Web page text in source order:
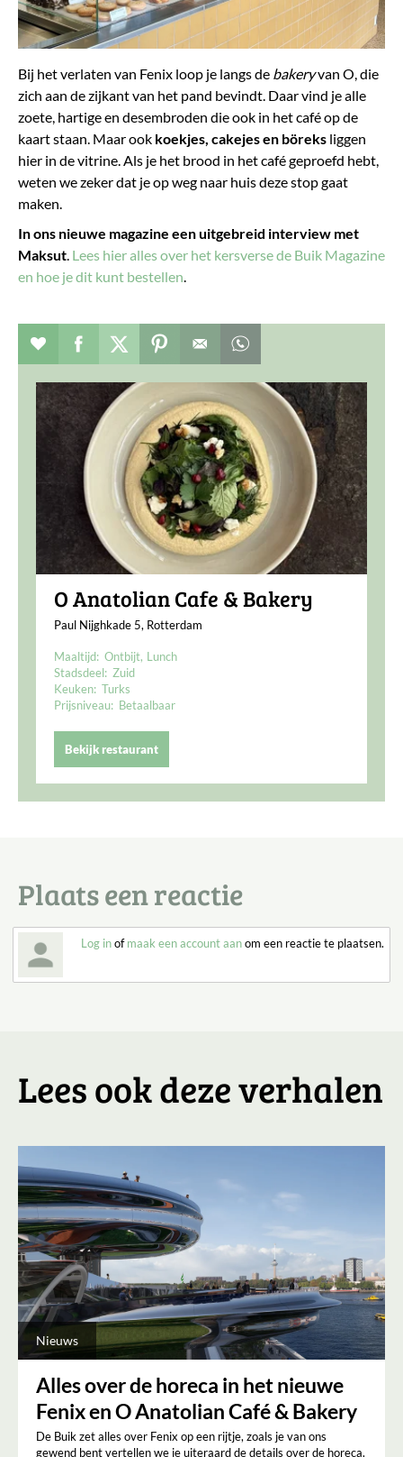
Bij het verlaten van Fenix loop je langs de bakeryvan O, die
zich aan de zijkant van het pand bevindt. Daar vind je alle
zoete, hartige en desembroden die ook in het café op de
kaart staan. Maar ook koekjes, cakejes en böreks liggen
hier in de vitrine. Als je het brood in het café geproefd hebt,
weten we zeker dat je op weg naar huis deze stop gaat
maken.
In ons nieuwe magazine een uitgebreid interview met
Maksut. Lees hier alles over het kersverse de Buik Magazine
en hoe je dit kunt bestellen.
Verhaal toevoegen aan favorieten
Deel dit op facebook
Deel dit op twitter
Deel dit op pinterest
O Anatolian Cafe & Bakery
Paul Nijghkade 5, Rotterdam
Maaltijd: Ontbijt Lunch
Stadsdeel: Zuid
Keuken: Turks
Prijsniveau: Betaalbaar
Bekijk restaurant
Plaats een reactie
Log inofmaak een account aanom een reactie te plaatsen.
Lees ook deze verhalen
Nieuws
Alles over de horeca in het nieuwe
Fenix en O Anatolian Café & Bakery
De Buik zet alles over Fenix op een rijtje, zoals je van ons
gewend bent vertellen we je uiteraard de details over de horeca.